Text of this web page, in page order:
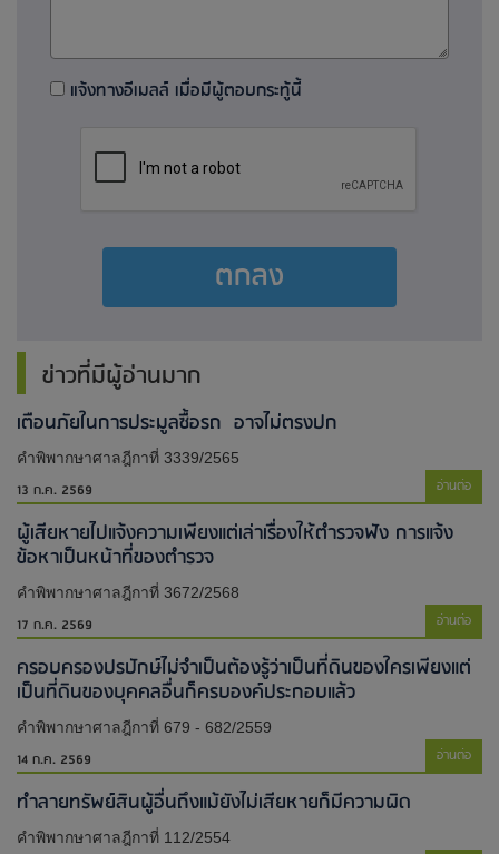
แจ้งทางอีเมลล์ เมื่อมีผู้ตอบกระทู้นี้
ตกลง
ข่าวที่มีผู้อ่านมาก
เตือนภัยในการประมูลซื้อรถ อาจไม่ตรงปก
คำพิพากษาศาลฎีกาที่ 3339/2565
13 ก.ค. 2569 อ่านต่อ
ผู้เสียหายไปแจ้งความเพียงแต่เล่าเรื่องให้ตำรวจฟัง การแจ้ง
ข้อหาเป็นหน้าที่ของตำรวจ
คำพิพากษาศาลฎีกาที่ 3672/2568
17 ก.ค. 2569 อ่านต่อ
ครอบครองปรปักษ์ไม่จำเป็นต้องรู้ว่าเป็นที่ดินของใครเพียงแต่
เป็นที่ดินของบุคคลอื่นก็ครบองค์ประกอบแล้ว
คำพิพากษาศาลฎีกาที่ 679 - 682/2559
14 ก.ค. 2569 อ่านต่อ
ทำลายทรัพย์สินผู้อื่นถึงแม้ยังไม่เสียหายก็มีความผิด
คำพิพากษาศาลฎีกาที่ 112/2554